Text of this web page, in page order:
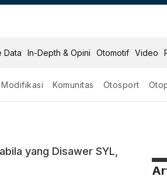
Data In-Depth & Opini Otomotif Video
Modifikasi Komunitas Otosport
yang Disawer SYL,